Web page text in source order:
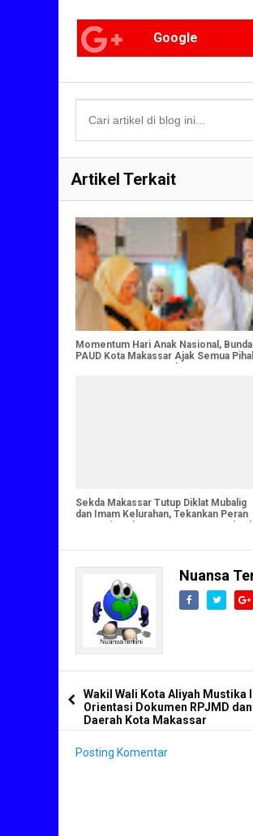
Google
Artikel Terkait
Momentum Hari Anak Nasional, Bunda
PAUD Kota Makassar Ajak Semua
Sekda Makassar Tutup Diklat Mubalig
dan Imam Kelurahan, Tekankan Peran
Nuansa
Wakil Wali Kota Aliyah Mustika
Orientasi Dokumen RPJMD
Daerah Kota Makassar
Posting Komentar